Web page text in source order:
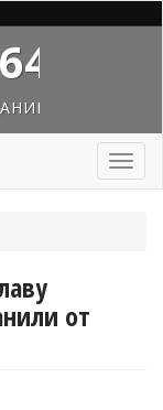
Toggle
от